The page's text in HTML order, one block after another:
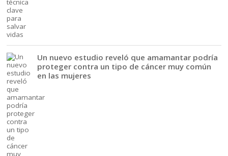
Un nuevo estudio reveló que amamantar podría
proteger contra un tipo de cáncer muy común
en las mujeres